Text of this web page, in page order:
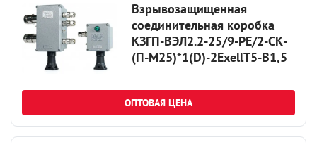
Взрывозащищенная
соединительная коробка
КЗГП-ВЭЛ2.2-25/9-РЕ/2-СК-
(П-М25)*1(D)-2ExellT5-В1,5
ОПТОВАЯ ЦЕНА